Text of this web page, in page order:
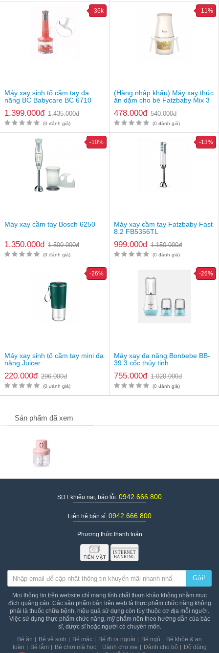
1 lần sạc dùng cho cả tháng
Trục xoay và lưởi cắt làm từ thép không gỉ lành tính với thực
phẩm để xay
Sử dụng đơn giản chỉ với vài thao tác tiện lợi cho người lớn
tuổi sử dụng
Tích hợp đa chức năng, xay được nhiều loại thực phẩm khác
Dễ dàng xay nhuyễn tỏi, ớt
Thiết kế nhỏ gọn, tiện lợi, đa năng và xay được nhiều loại
thực phẩm khác nhau
Tốc độ xay 9500 vòng hỗ trợ xay nhuyễn được các loại thực
phẩm khi xay
Có thể dễ dàng sạc qua cổng usb
sạc
Cho hoa quả hoặc thực phẩm cần xay vào trong cối
Xoay nắp thật chặt lại ồi ấn nút xay trên máy
Chú ý:
Không được bấm máy xay không dễ gây cháy mô tơ
Đợi máy xay xong hoàn toàn mới được mở nắp ra
Máy xay sinh tố cầm tay đa
năng BC Babycare BC 6710
1.399.000đ 1.435.000đ
-36k
(0 đánh giá)
(Hàng nhập khẩu) Máy xay thức
ăn dặm cho bé Fatzbaby Mix 3
478.000đ 540.000đ
-11%
(0 đánh giá)
Máy xay cầm tay Bosch 6250
1.350.000đ 1.500.000đ
-10%
(0 đánh giá)
Máy xay cầm tay Fatzbaby Fast
8.2 FB5356TL
999.000đ 1.150.000đ
-13%
(0 đánh giá)
Máy xay sinh tố cầm tay mini đa
năng Juicer
220.000đ 296.000đ
-26%
(0 đánh giá)
Máy xay đa năng Bonbebe BB-
39 3 cốc thủy tinh
755.000đ 1.020.000đ
-26%
(0 đánh giá)
Sản phẩm đã xem
SDT khiếu nại, báo lỗi: 0942.666.800
Liên hệ bán sỉ: 0942.666.800
Phương thức thanh toán
Gửi!
Mọi thông tin trên website chỉ mang tính chất tham khảo không nhằm mục
đích quảng cáo. Các sản phẩm bán trên web là thực phẩm chức năng không
phải là thuốc chữa bệnh, hiệu quả sử dụng còn tùy thuộc cơ địa mỗi người.
Việc sử dụng thực phẩm chức năng, mỹ phẩm nên theo hướng dẫn của bác
sĩ, dược sĩ hoặc người có chuyên môn.
Bé ăn
Bé vệ sinh Bé mặc Bé đi ra ngoài Bé ngủ
Bé khỏe & an
toàn
Bé tắm Bé chơi mà học Dành cho mẹ Dành cho bố
Đồ dùng